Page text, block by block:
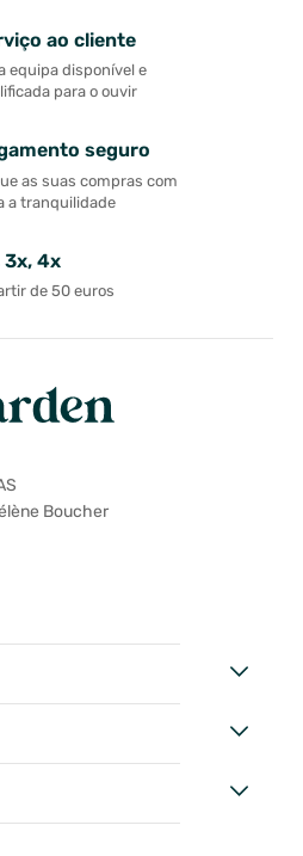
ao cliente
equipa disponível e
para o ouvir
seguro
as suas compras com
a tranquilidade
3x, 4x
de 50 euros
Boucher